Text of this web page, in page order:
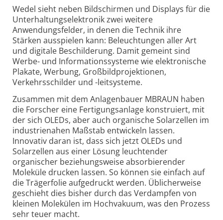
Wedel sieht neben Bildschirmen und Displays für die
Unterhaltungselektronik zwei weitere
Anwendungsfelder, in denen die Technik ihre
Stärken ausspielen kann: Beleuchtungen aller Art
und digitale Beschilderung. Damit gemeint sind
Werbe- und Informationssysteme wie elektronische
Plakate, Werbung, Großbildprojektionen,
Verkehrsschilder und -leitsysteme.
Zusammen mit dem Anlagenbauer MBRAUN haben
die Forscher eine Fertigungsanlage konstruiert, mit
der sich OLEDs, aber auch organische Solarzellen im
industrienahen Maßstab entwickeln lassen.
Innovativ daran ist, dass sich jetzt OLEDs und
Solarzellen aus einer Lösung leuchtender
organischer beziehungsweise absorbierender
Moleküle drucken lassen. So können sie einfach auf
die Trägerfolie aufgedruckt werden. Üblicherweise
geschieht dies bisher durch das Verdampfen von
kleinen Molekülen im Hochvakuum, was den Prozess
sehr teuer macht.